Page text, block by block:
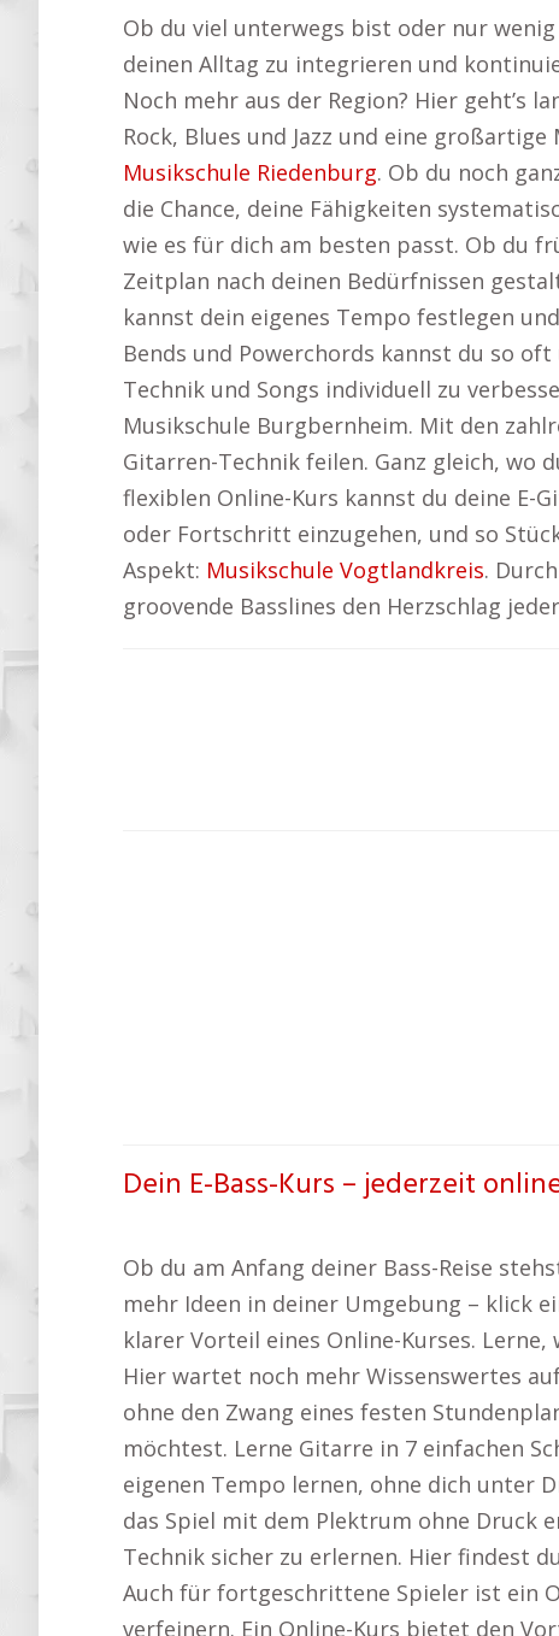
Ob du viel unterwegs bist oder nur
deinen Alltag zu integrieren und
Noch mehr aus der Region? Hier geht’s
Rock, Blues und Jazz und eine
Musikschule Riedenburg. Ob du noch
die Chance, deine Fähigkeiten
wie es für dich am besten passt. Ob du
Zeitplan nach deinen Bedürfnissen
kannst dein eigenes Tempo festlegen
Bends und Powerchords kannst du so
Technik und Songs individuell zu
Musikschule Burgbernheim. Mit den
Gitarren-Technik feilen. Ganz gleich, wo
flexiblen Online-Kurs kannst du deine E-
oder Fortschritt einzugehen, und so
Aspekt: Musikschule Vogtlandkreis.
groovende Basslines den Herzschlag
Dein E-Bass-Kurs – jederzeit
Ob du am Anfang deiner Bass-Reise
mehr Ideen in deiner Umgebung – klick
klarer Vorteil eines Online-Kurses.
Hier wartet noch mehr Wissenswertes
ohne den Zwang eines festen
möchtest. Lerne Gitarre in 7 einfachen
eigenen Tempo lernen, ohne dich unter
das Spiel mit dem Plektrum ohne Druck
Technik sicher zu erlernen. Hier findest
Auch für fortgeschrittene Spieler ist ein
verfeinern. Ein Online-Kurs bietet den